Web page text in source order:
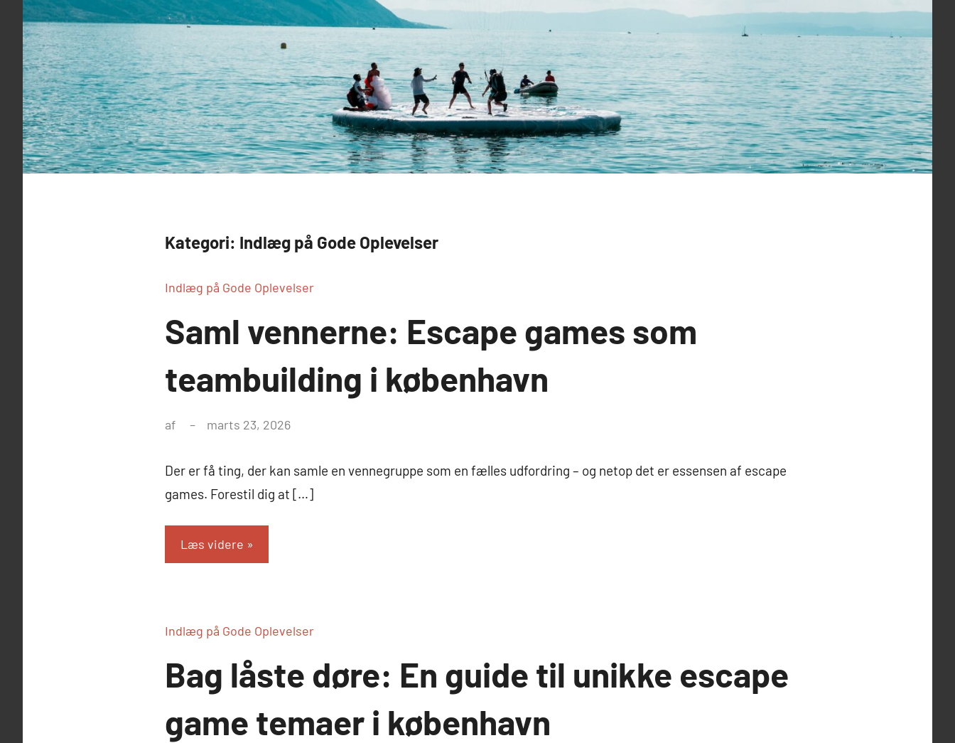
Kategori: Indlæg på Gode Oplevelser
Indlæg på Gode Oplevelser
Saml vennerne: Escape games som
teambuilding i københavn
af marts 23, 2026
Der er få ting, der kan samle en vennegruppe som en fælles udfordring – og netop det er essensen af escape
games. Forestil dig at […]
Læs videre
Indlæg på Gode Oplevelser
Bag låste døre: En guide til unikke escape
game temaer i københavn